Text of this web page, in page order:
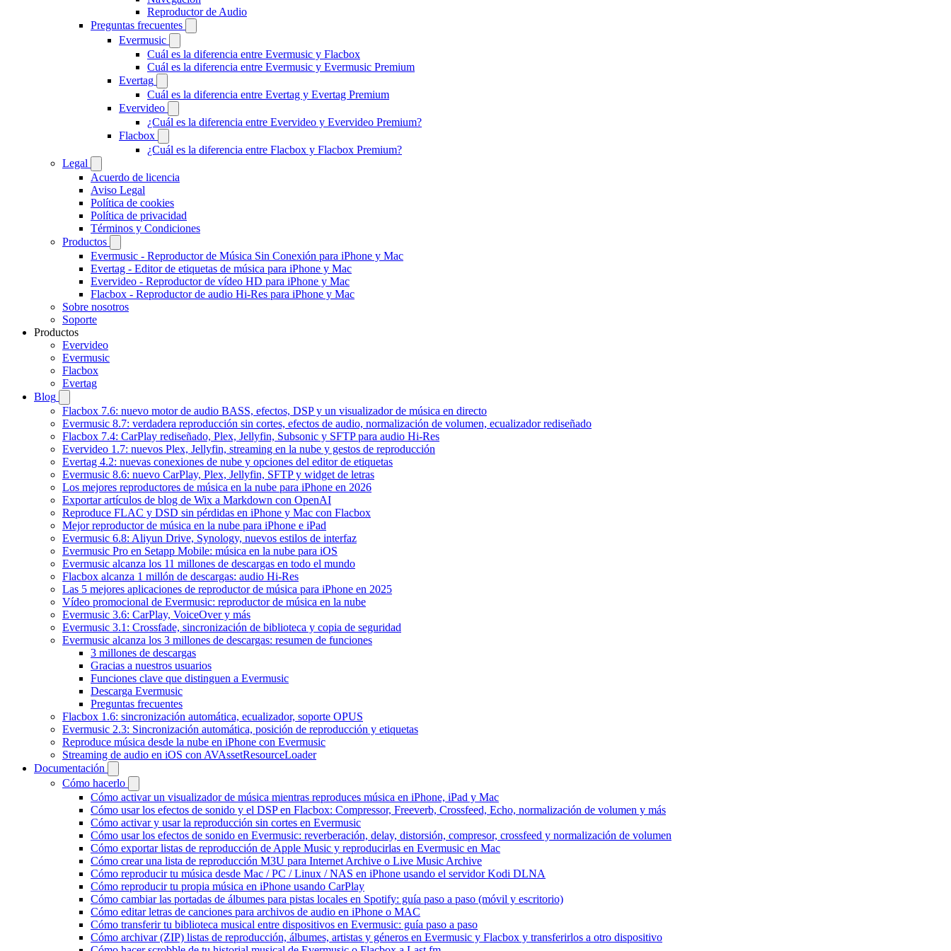
Reproductor de Audio
Preguntas frecuentes
Evermusic
Cuál es la diferencia entre Evermusic y Flacbox
Cuál es la diferencia entre Evermusic y Evermusic Premium
Evertag
Cuál es la diferencia entre Evertag y Evertag Premium
Evervideo
¿Cuál es la diferencia entre Evervideo y Evervideo Premium?
Flacbox
¿Cuál es la diferencia entre Flacbox y Flacbox Premium?
Legal
Acuerdo de licencia
Aviso Legal
Política de cookies
Política de privacidad
Términos y Condiciones
Productos
Evermusic - Reproductor de Música Sin Conexión para iPhone y Mac
Evertag - Editor de etiquetas de música para iPhone y Mac
Evervideo - Reproductor de vídeo HD para iPhone y Mac
Flacbox - Reproductor de audio Hi-Res para iPhone y Mac
Sobre nosotros
Soporte
Productos
Evervideo
Evermusic
Flacbox
Evertag
Blog
Flacbox 7.6: nuevo motor de audio BASS, efectos, DSP y un visualizador de música en directo
Evermusic 8.7: verdadera reproducción sin cortes, efectos de audio, normalización de volumen, ecualizador rediseñado
Flacbox 7.4: CarPlay rediseñado, Plex, Jellyfin, Subsonic y SFTP para audio Hi-Res
Evervideo 1.7: nuevos Plex, Jellyfin, streaming en la nube y gestos de reproducción
Evertag 4.2: nuevas conexiones de nube y opciones del editor de etiquetas
Evermusic 8.6: nuevo CarPlay, Plex, Jellyfin, SFTP y widget de letras
Los mejores reproductores de música en la nube para iPhone en 2026
Exportar artículos de blog de Wix a Markdown con OpenAI
Reproduce FLAC y DSD sin pérdidas en iPhone y Mac con Flacbox
Mejor reproductor de música en la nube para iPhone e iPad
Evermusic 6.8: Aliyun Drive, Synology, nuevos estilos de interfaz
Evermusic Pro en Setapp Mobile: música en la nube para iOS
Evermusic alcanza los 11 millones de descargas en todo el mundo
Flacbox alcanza 1 millón de descargas: audio Hi-Res
Las 5 mejores aplicaciones de reproductor de música para iPhone en 2025
Vídeo promocional de Evermusic: reproductor de música en la nube
Evermusic 3.6: CarPlay, VoiceOver y más
Evermusic 3.1: Crossfade, sincronización de biblioteca y copia de seguridad
Evermusic alcanza los 3 millones de descargas: resumen de funciones
3 millones de descargas
Gracias a nuestros usuarios
Funciones clave que distinguen a Evermusic
Descarga Evermusic
Preguntas frecuentes
Flacbox 1.6: sincronización automática, ecualizador, soporte OPUS
Evermusic 2.3: Sincronización automática, posición de reproducción y etiquetas
Reproduce música desde la nube en iPhone con Evermusic
Streaming de audio en iOS con AVAssetResourceLoader
Documentación
Cómo hacerlo
Cómo activar un visualizador de música mientras reproduces música en iPhone, iPad y Mac
Cómo usar los efectos de sonido y el DSP en Flacbox: Compressor, Freeverb, Crossfeed, Echo, normalización de volumen y más
Cómo activar y usar la reproducción sin cortes en Evermusic
Cómo usar los efectos de sonido en Evermusic: reverberación, delay, distorsión, compresor, crossfeed y normalización de volumen
Cómo exportar listas de reproducción de Apple Music y reproducirlas en Evermusic en Mac
Cómo crear una lista de reproducción M3U para Internet Archive o Live Music Archive
Cómo reproducir tu música desde Mac / PC / Linux / NAS en iPhone usando el servidor Kodi DLNA
Cómo reproducir tu propia música en iPhone usando CarPlay
Cómo cambiar las portadas de álbumes para pistas locales en Spotify: guía paso a paso (móvil y escritorio)
Cómo editar letras de canciones para archivos de audio en iPhone o MAC
Cómo transferir tu biblioteca musical entre dispositivos en Evermusic: guía paso a paso
Cómo archivar (ZIP) listas de reproducción, álbumes, artistas y géneros en Evermusic y Flacbox y transferirlos a otro dispositivo